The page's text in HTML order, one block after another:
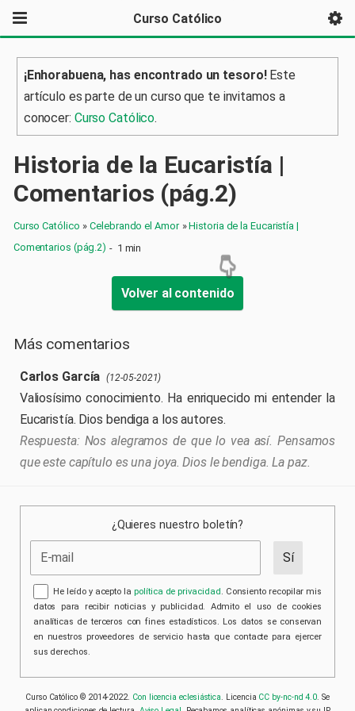
Curso Católico
¡Enhorabuena, has encontrado un tesoro!Este
artículo es parte de un curso que te invitamos a
conocer: Curso Católico.
Historia de la Eucaristía |
Comentarios (pág.2)
Curso Católico »Celebrando el Amor »Historia de la Eucaristía |
Comentarios (pág.2) - 1 min
Volver al contenido
Más comentarios
Carlos García (12-05-2021)
Valiosísimo conocimiento. Ha enriquecido mi entender la
Eucaristía. Dios bendiga a los autores.
Nos alegramos de que lo vea así. Pensamos
que este capítulo es una joya. Dios le bendiga. La paz.
¿Quieres nuestro boletín?
He leído y acepto lapolítica de privacidad. Consiento recopilar mis
datos para recibir noticias y publicidad. Admito el uso de cookies
analíticas de terceros con fines estadísticos. Los datos se conservan
en nuestros proveedores de servicio hasta que contacte para ejercer
sus derechos.
Curso Católico © 2014-2022. Con licencia eclesiástica. Licencia CC by-nc-nd 4.0. Se